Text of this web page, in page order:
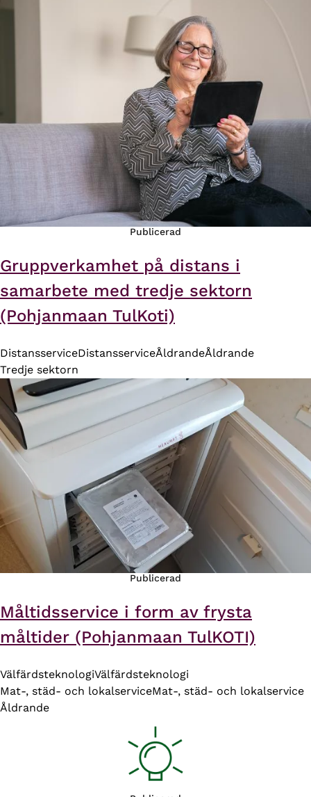
Publicerad
Gruppverkamhet på distans i
samarbete med tredje sektorn
(Pohjanmaan TulKoti)
DistansserviceDistansserviceÅldrandeÅldrande
Tredje sektorn
Publicerad
Måltidsservice i form av frysta
måltider (Pohjanmaan TulKOTI)
VälfärdsteknologiVälfärdsteknologi
Mat-, städ- och lokalserviceMat-, städ- och lokalservice
Åldrande